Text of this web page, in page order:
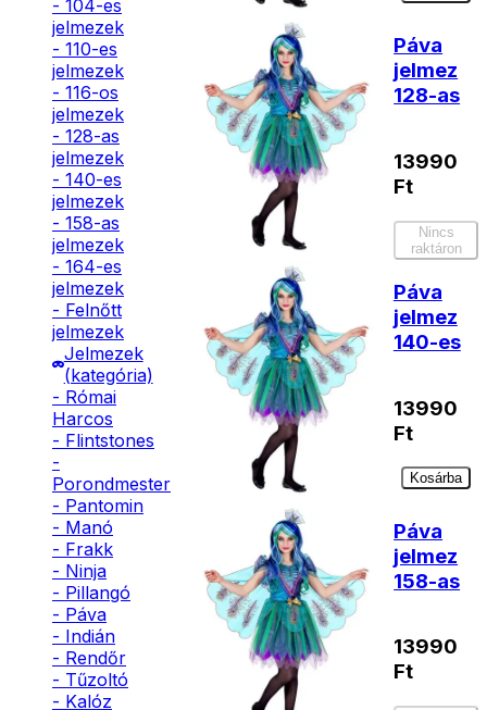
- 104-es
jelmezek
- 110-es
jelmezek
- 116-os
jelmezek
- 128-as
jelmezek
- 140-es
jelmezek
- 158-as
jelmezek
- 164-es
jelmezek
- Felnőtt
jelmezek
Jelmezek
(kategória)
- Római
Harcos
- Flintstones
-
Porondmester
- Pantomin
- Manó
- Frakk
- Ninja
- Pillangó
- Páva
- Indián
- Rendőr
- Tűzoltó
- Kalóz
Páva
jelmez
128-as
13990
Ft
Nincs
raktáron
Páva
jelmez
140-es
13990
Ft
Kosárba
Páva
jelmez
158-as
13990
Ft